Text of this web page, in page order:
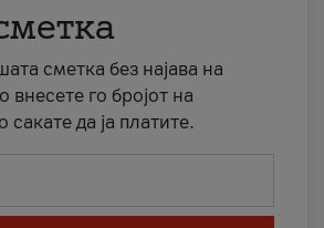
сметка без најава на
внесете го бројот на
сакате да ја платите.